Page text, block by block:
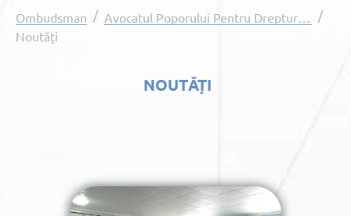
Ombudsman / Avocatul Poporului Pentru Drepturile Copilului
/
Noutăți
NOUTĂȚI